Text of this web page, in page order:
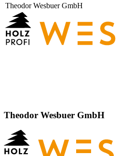
Theodor Wesbuer GmbH
Theodor Wesbuer GmbH